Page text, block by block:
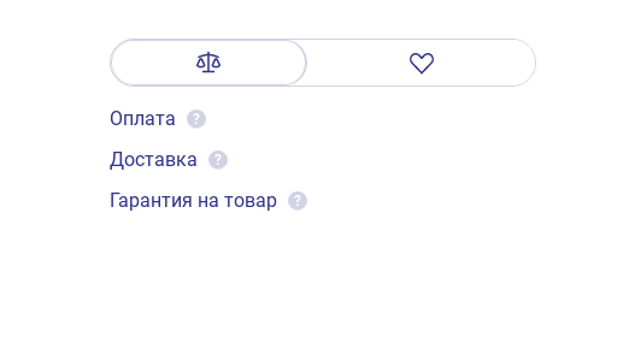
Оплата ?
Доставка ?
Гарантия на товар ?